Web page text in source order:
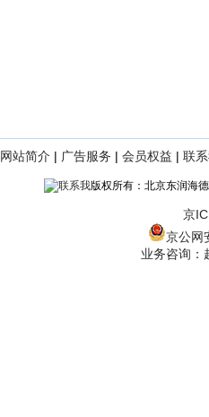
网站简介 | 广告服务 | 会员权益 | 联
版权所有：北京东润海
京
京公网
业务咨询：